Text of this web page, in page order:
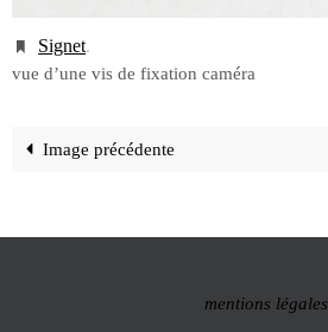
Signet.
vue d’une vis de fixation caméra
Image précédente
mentions légales